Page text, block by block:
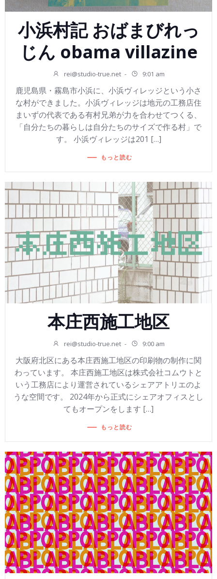
小浜村記 おばまびれっ
じん obama villazine
rei@studio-true.net - 9:01 am
鹿児島県・霧島市小浜に、小浜ヴィレッジという小さ
な村ができました。小浜ヴィレッジは地元の工務店住
まいずの代表である有村兄弟が力を合わせてつくる、
「自分たちの暮らしは自分たちのサイズで作る村」で
す。 小浜ヴィレッジは201 […]
もっと読む
本庄西施工地区
rei@studio-true.net - 9:00 am
大阪府北区にある本庄西施工地区の印刷物の制作に関
わっています。 本庄西施工地区は株式会社コムウトと
いう工務店により運営されているシェアアトリエのよ
うな空間です。 2024年から正式にシェアオフィスとし
てもオープンをします […]
もっと読む